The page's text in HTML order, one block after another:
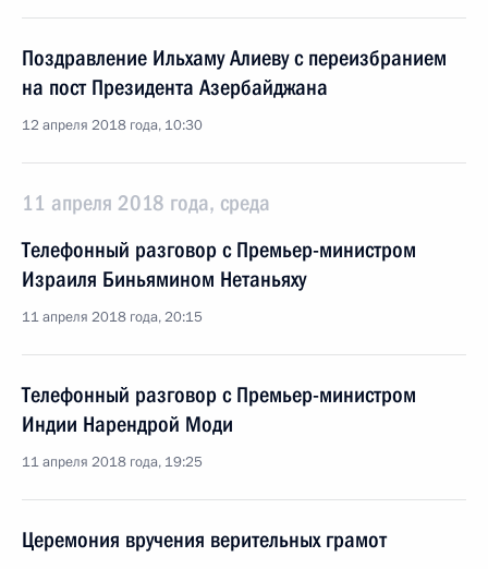
Поздравление Ильхаму Алиеву с переизбранием
на пост Президента Азербайджана
12 апреля 2018 года, 10:30
11 апреля 2018 года, среда
Телефонный разговор с Премьер-министром
Израиля Биньямином Нетаньяху
11 апреля 2018 года, 20:15
Телефонный разговор с Премьер-министром
Индии Нарендрой Моди
11 апреля 2018 года, 19:25
Церемония вручения верительных грамот